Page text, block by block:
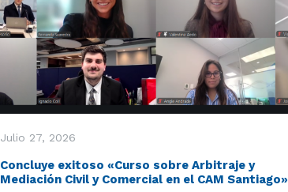
Julio 27, 2026
Concluye exitoso «Curso sobre Arbitraje y
Mediación Civil y Comercial en el CAM Santiago»